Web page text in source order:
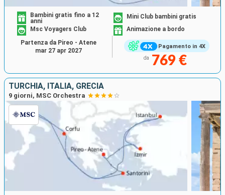
Pagamento in 4X
Bambini gratis fino a 12
anni
Mini Club bambini gratis
Msc Voyagers Club
Animazione a bordo
da 769 €
Partenza da Pireo - Atene
mar 27 apr 2027
TURCHIA, ITALIA, GRECIA
9 giorni, MSC Orchestra